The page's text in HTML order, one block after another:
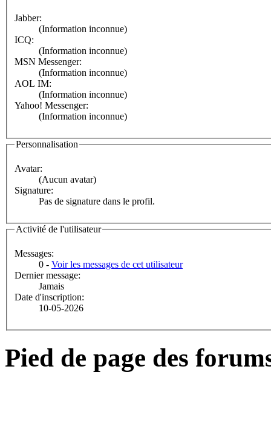
Jabber:
(Information inconnue)
ICQ:
(Information inconnue)
MSN Messenger:
(Information inconnue)
AOL IM:
(Information inconnue)
Yahoo! Messenger:
(Information inconnue)
Personnalisation
Avatar:
(Aucun avatar)
Signature:
Pas de signature dans le profil.
Activité de l'utilisateur
Messages:
0 - Voir les messages de cet utilisateur
Dernier message:
Jamais
Date d'inscription:
10-05-2026
Pied de page des